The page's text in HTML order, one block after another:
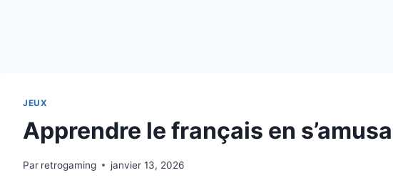
JEUX
Apprendre le français en
Par retrogaming janvier 13, 2026